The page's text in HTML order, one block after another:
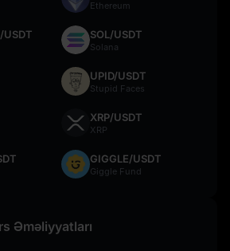
Ethereum
USDT SOL/USDT
Solana
UPID/USDT
Stupid Faces
XRP/USDT
XRP
GIGGLE/USDT
Giggle Fund
Əməliyyatları